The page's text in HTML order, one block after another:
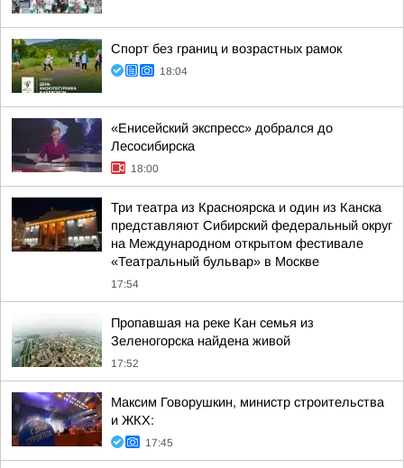
Спорт без границ и возрастных рамок
18:04
«Енисейский экспресс» добрался до
Лесосибирска
18:00
Три театра из Красноярска и один из Канска
представляют Сибирский федеральный округ
на Международном открытом фестивале
«Театральный бульвар» в Москве
17:54
Пропавшая на реке Кан семья из
Зеленогорска найдена живой
17:52
Максим Говорушкин, министр строительства
и ЖКХ:
17:45